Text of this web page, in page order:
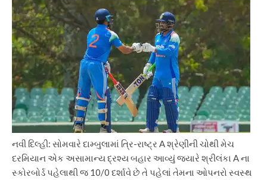
નવી દિલ્હી: સોમવારે દામ્બુલામાં ત્રિ-રાષ્ટ્ર A શ્રેણીની ચોથી મેચ
દરમિયાન એક અસામાન્ય દ્રશ્ય બહાર આવ્યું જ્યારે શ્રીલંકા A ના
સ્કોરબોર્ડ પહેલાથી જ 10/0 દર્શાવે છે તે પહેલાં તેમના ઓપનરો સ્વસ્થ